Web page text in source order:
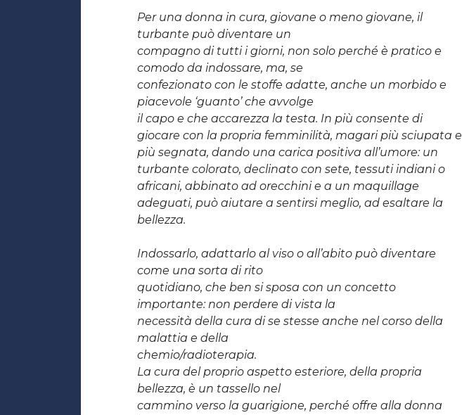
Per una donna in cura, giovane o meno giovane, il
turbante può diventare un
compagno di tutti i giorni, non solo perché è pratico e
comodo da indossare, ma, se
confezionato con le stoffe adatte, anche un morbido e
piacevole ‘guanto’ che avvolge
il capo e che accarezza la testa. In più consente di
giocare con la propria femminilità, magari più sciupata e
più segnata, dando una carica positiva all’umore: un
turbante colorato, declinato con sete, tessuti indiani o
africani, abbinato ad orecchini e a un maquillage
adeguati, può aiutare a sentirsi meglio, ad esaltare la
bellezza.
Indossarlo, adattarlo al viso o all’abito può diventare
come una sorta di rito
quotidiano, che ben si sposa con un concetto
importante: non perdere di vista la
necessità della cura di se stesse anche nel corso della
malattia e della
chemio/radioterapia.
La cura del proprio aspetto esteriore, della propria
bellezza, è un tassello nel
cammino verso la guarigione, perché offre alla donna